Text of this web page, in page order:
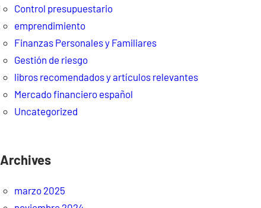
Control presupuestario
emprendimiento
Finanzas Personales y Familiares
Gestión de riesgo
libros recomendados y artículos relevantes
Mercado financiero español
Uncategorized
Archives
marzo 2025